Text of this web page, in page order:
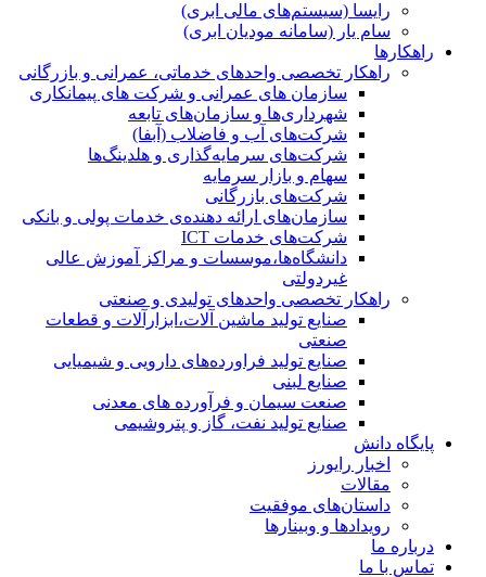
رایسا (سیستم‌های مالی ابری)
سام یار (سامانه مودیان ابری)
راهکارها
راهکار تخصصی واحدهای خدماتی، عمرانی و بازرگانی
سازمان های عمرانی و شرکت های پیمانکاری
شهرداری‌ها و سازمان‌های تابعه
شرکت‌های آب و فاضلاب (آبفا)
شرکت‌های سرمایه‌گذاری و هلدینگ‌ها
سهام و بازار سرمایه
شرکت‌های بازرگانی
سازمان‌های ارائه دهنده‌ی خدمات پولی و بانکی
شرکت‌های خدمات ICT
دانشگاه‌ها،موسسات و مراکز آموزش عالی
غیردولتی
راهکار تخصصی واحدهای تولیدی و صنعتی
صنایع توليد ماشين آلات،ابزارآلات و قطعات
صنعتی
صنایع تولید فراورده‌های دارویی و شیمیایی
صنایع لبنی
صنعت سیمان و فرآورده های معدنی
صنایع تولید نفت، گاز و پتروشيمی
پایگاه دانش
اخبار رایورز
مقالات
داستان‌های موفقیت
رویدادها و وبینارها
درباره ما
تماس با ما